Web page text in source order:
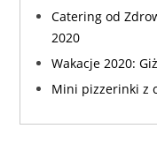
Catering od
2020
Wakacje 2020:
Mini pizzerinki z